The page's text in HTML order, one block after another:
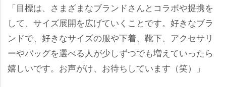
「目標は、さまざまなブランドさんとコラボや提携を
して、サイズ展開を広げていくことです。好きなブラ
ンドで、好きなサイズの服や下着、靴下、アクセサリ
ーやバッグを選べる人が少しずつでも増えていったら
嬉しいです。お声がけ、お待ちしています（笑）」